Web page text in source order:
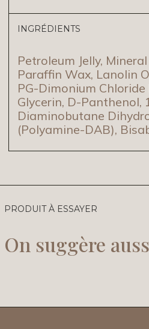
INGRÉDIENTS
Petroleum Jelly,
Paraffin Wax, Lanolin
PG-Dimonium
Glycerin, D-Panthenol,
Diaminobutane
(Polyamine-DAB),
PRODUIT À ESSAYER
On suggère